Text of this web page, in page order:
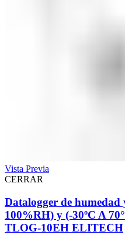
Vista Previa
CERRAR
Datalogger de
100%RH) y (-30ºC A
TLOG-10EH ELITECH